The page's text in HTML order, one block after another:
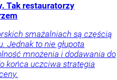
Tak restauratorzy
smażalniach są częścią
Jednak to nie głupota
mnożenia i dodawania do
końca uczciwa strategia